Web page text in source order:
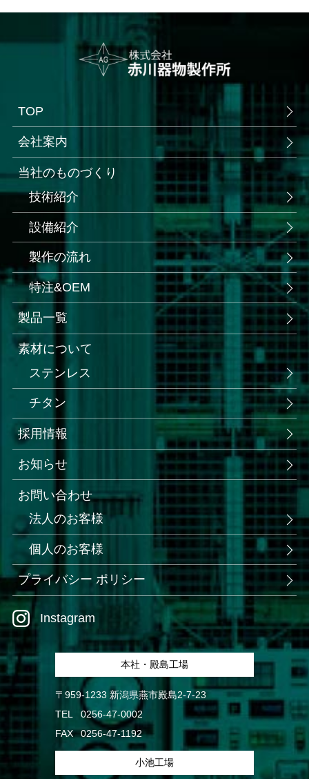
TOP
会社案内
当社のものづくり
技術紹介
設備紹介
製作の流れ
特注&OEM
Instagram
製品一覧
素材について
ステンレス
チタン
採用情報
お知らせ
お問い合わせ
法人のお客様
個人のお客様
プライバシー ポリシー
本社・殿島工場
〒959-1233 新潟県燕市殿島2-7-23
TEL
0256-47-0002
FAX
0256-47-1192
小池工場